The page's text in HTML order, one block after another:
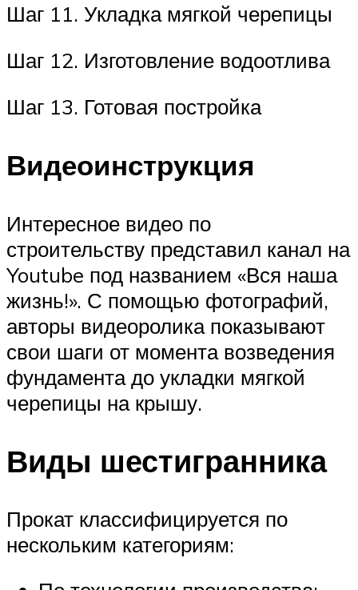
Шаг 11. Укладка мягкой черепицы
Шаг 12. Изготовление водоотлива
Шаг 13. Готовая постройка
Видеоинструкция
Интересное видео по
строительству представил канал на
Youtube под названием «Вся наша
жизнь!». С помощью фотографий,
авторы видеоролика показывают
свои шаги от момента возведения
фундамента до укладки мягкой
черепицы на крышу.
Виды шестигранника
Прокат классифицируется по
нескольким категориям: